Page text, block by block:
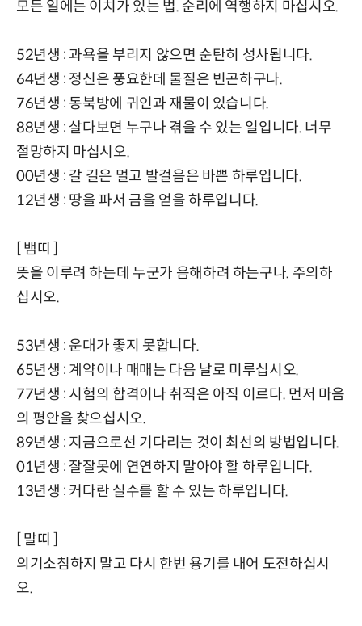
모든 일에는 이치가 있는 법. 순리에 역행하지 마십시오.
52년생 : 과욕을 부리지 않으면 순탄히 성사됩니다.
64년생 : 정신은 풍요한데 물질은 빈곤하구나.
76년생 : 동북방에 귀인과 재물이 있습니다.
88년생 : 살다보면 누구나 겪을 수 있는 일입니다. 너무
절망하지 마십시오.
00년생 : 갈 길은 멀고 발걸음은 바쁜 하루입니다.
12년생 : 땅을 파서 금을 얻을 하루입니다.
[ 뱀띠 ]
뜻을 이루려 하는데 누군가 음해하려 하는구나. 주의하
십시오.
53년생 : 운대가 좋지 못합니다.
65년생 : 계약이나 매매는 다음 날로 미루십시오.
77년생 : 시험의 합격이나 취직은 아직 이르다. 먼저 마음
의 평안을 찾으십시오.
89년생 : 지금으로선 기다리는 것이 최선의 방법입니다.
01년생 : 잘잘못에 연연하지 말아야 할 하루입니다.
13년생 : 커다란 실수를 할 수 있는 하루입니다.
[ 말띠 ]
의기소침하지 말고 다시 한번 용기를 내어 도전하십시
오.